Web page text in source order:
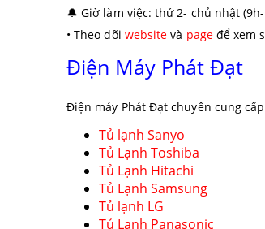
🔔 Giờ làm việc: thứ 2- chủ nhật
• Theo dõi website và pageđể xem
Điện Máy Phát Đạt
Điện máy Phát Đạt chuyên cung
Tủ lạnh Sanyo
Tủ Lạnh Toshiba
Tủ Lạnh Hitachi
Tủ Lạnh Samsung
Tủ lạnh LG
Tủ Lạnh Panasonic